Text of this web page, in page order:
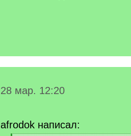
28 мар. 12:20
afrodok написал: